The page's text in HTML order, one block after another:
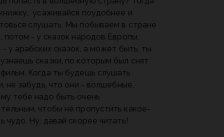
усаживайся поудобнее и
слушать. Мы побываем в стране
потом - у сказок народов Европы,
- у арабских сказок, а может быть, ты
сказки, по которым был снят
Когда ты будешь слушать
не забудь, что они - волшебные,
тебе надо быть очень
чтобы не пропустить какое-
чудо. Ну, давай скорее читать!